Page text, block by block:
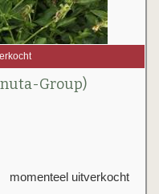
Group)
momenteel uitverkocht